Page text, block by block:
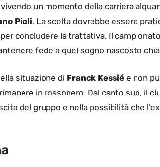
un momento della carriera
Pioli. La scelta dovrebbe essere
concludere la trattativa. Il
fede a quel sogno nascosto
situazione di Franck Kessié e non
in rossonero. Dal canto suo, il
del gruppo e nella possibilità che l’ex